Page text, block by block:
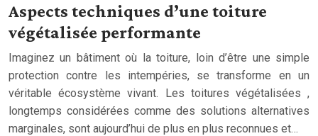
Aspects techniques d’une toiture
végétalisée performante
Imaginez un bâtiment où la toiture, loin d’être une simple
protection contre les intempéries, se transforme en un
véritable écosystème vivant. Les toitures végétalisées ,
longtemps considérées comme des solutions alternatives
marginales, sont aujourd’hui de plus en plus reconnues et…